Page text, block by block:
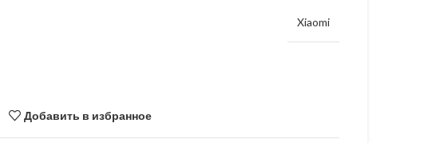
Xiaomi
Добавить в избранное